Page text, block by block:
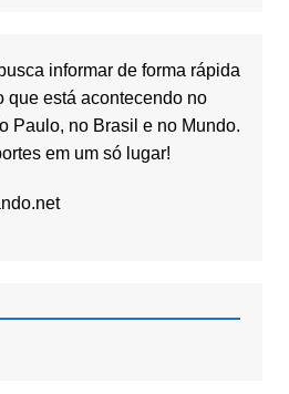
informar de forma rápida
que está acontecendo no
Paulo, no Brasil e no Mundo.
em um só lugar!